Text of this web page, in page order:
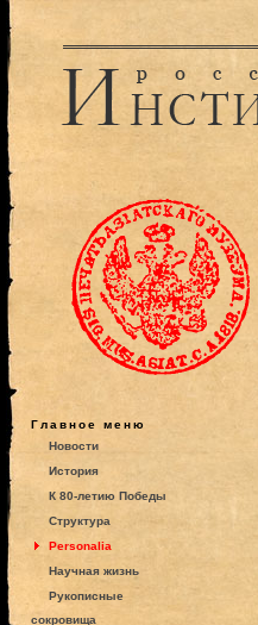
Главное меню
Новости
История
К 80-летию Победы
Структура
Personalia
Научная жизнь
Рукописные
сокровища